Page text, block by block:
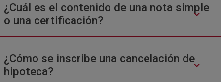
¿Cuál es el contenido de una nota simple
o una certificación?
¿Cómo se inscribe una cancelación de
hipoteca?